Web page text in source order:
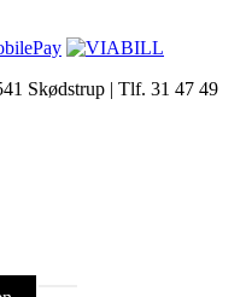
Skødstrup | Tlf. 31 47 49